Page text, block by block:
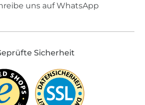
uns auf WhatsApp
Sicherheit